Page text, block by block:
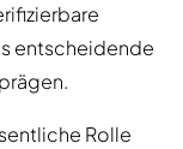
entscheidende
Rolle